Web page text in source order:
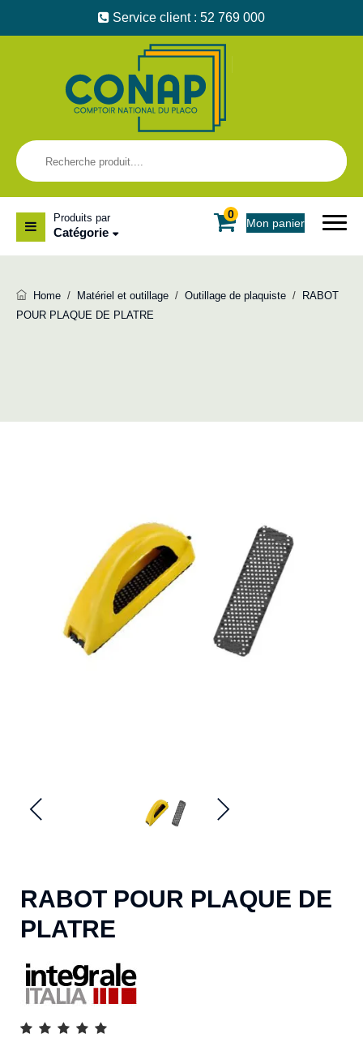
Service client : 52 769 000
0
Mon panier
Produits par
Catégorie
Home / Matériel et outillage / Outillage de plaquiste /
RABOT
POUR PLAQUE DE PLATRE
RABOT POUR PLAQUE DE
PLATRE